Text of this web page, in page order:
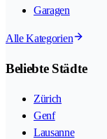
Garagen
Alle Kategorien
Beliebte Städte
Zürich
Genf
Lausanne